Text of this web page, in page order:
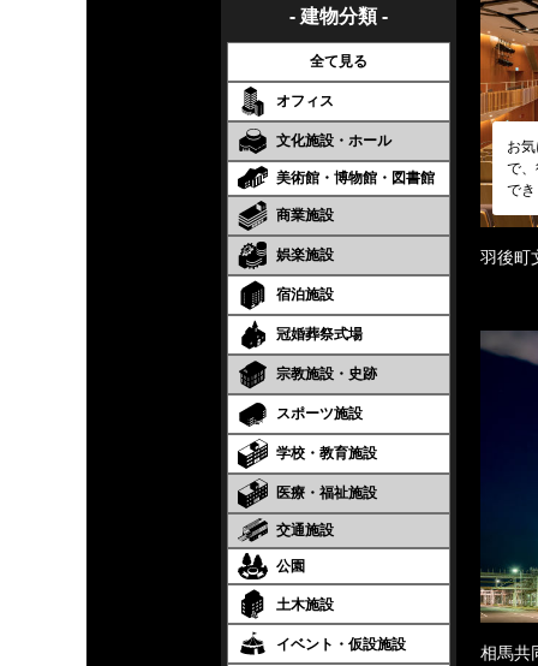
- 建物分類 -
全て見る
オフィス
文化施設・ホール
美術館・博物館・図書館
商業施設
娯楽施設
宿泊施設
冠婚葬祭式場
宗教施設・史跡
スポーツ施設
学校・教育施設
医療・福祉施設
交通施設
公園
土木施設
イベント・仮設施設
お
で
で
羽後
相馬共